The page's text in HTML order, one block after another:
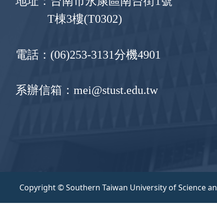
T棟3樓(T0302)
電話：(06)253-3131分機4901
系辦信箱：mei@stust.edu.tw
Copyright © Southern Taiwan University of Science